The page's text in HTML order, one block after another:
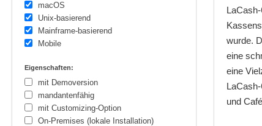
wurde.
eine
eine
und
macOS
Unix-basierend
Mainframe-basierend
Mobile
Eigenschaften:
mit Demoversion
mandantenfähig
mit Customizing-Option
On-Premises (lokale Installation)